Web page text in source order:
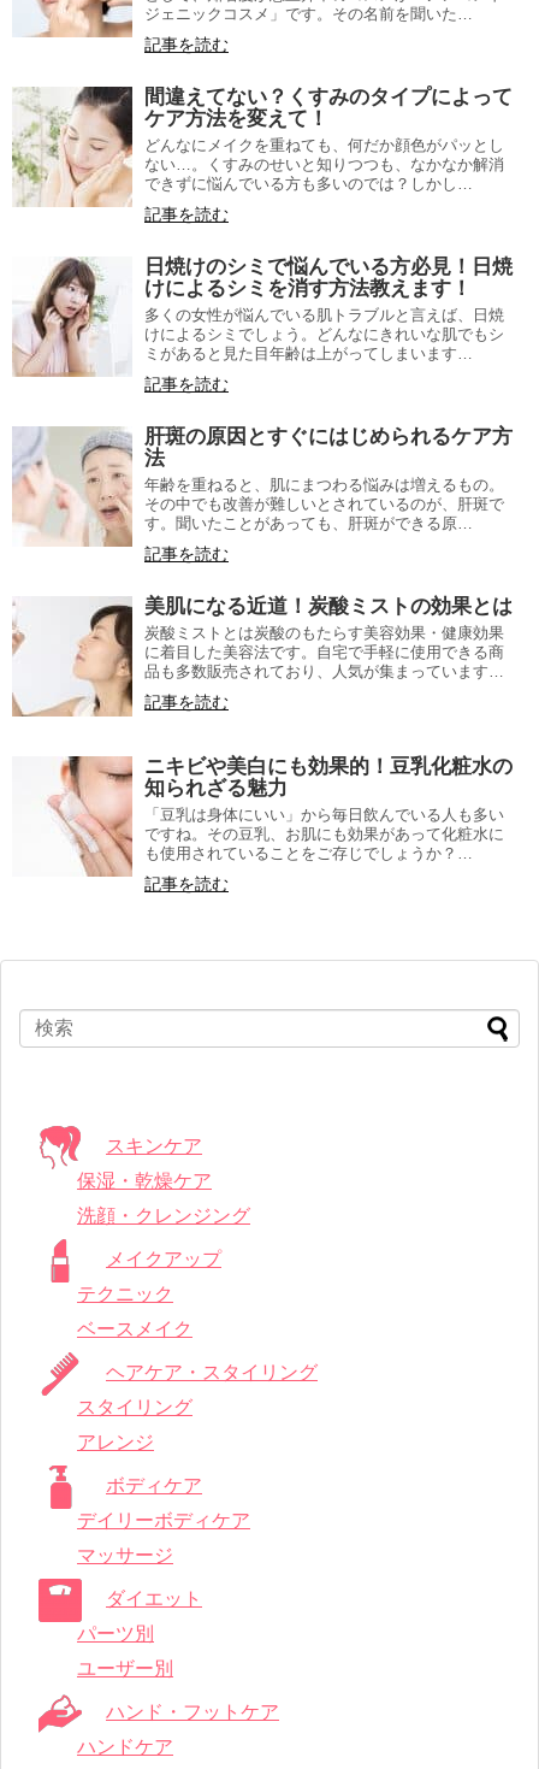
ジェニックコスメ」です。その名前を聞いた…
記事を読む
間違えてない？くすみのタイプによって
ケア方法を変えて！
どんなにメイクを重ねても、何だか顔色がパッとし
ない…。くすみのせいと知りつつも、なかなか解消
できずに悩んでいる方も多いのでは？しかし…
記事を読む
日焼けのシミで悩んでいる方必見！日焼
けによるシミを消す方法教えます！
多くの女性が悩んでいる肌トラブルと言えば、日焼
けによるシミでしょう。どんなにきれいな肌でもシ
ミがあると見た目年齢は上がってしまいます…
記事を読む
肝斑の原因とすぐにはじめられるケア方
法
年齢を重ねると、肌にまつわる悩みは増えるもの。
その中でも改善が難しいとされているのが、肝斑で
す。聞いたことがあっても、肝斑ができる原…
記事を読む
美肌になる近道！炭酸ミストの効果とは
炭酸ミストとは炭酸のもたらす美容効果・健康効果
に着目した美容法です。自宅で手軽に使用できる商
品も多数販売されており、人気が集まっています…
記事を読む
ニキビや美白にも効果的！豆乳化粧水の
知られざる魅力
「豆乳は身体にいい」から毎日飲んでいる人も多い
ですね。その豆乳、お肌にも効果があって化粧水に
も使用されていることをご存じでしょうか？…
記事を読む
スキンケア
保湿・乾燥ケア
洗顔・クレンジング
メイクアップ
テクニック
ベースメイク
ヘアケア・スタイリング
スタイリング
アレンジ
ボディケア
デイリーボディケア
マッサージ
ダイエット
パーツ別
ユーザー別
ハンド・フットケア
ハンドケア